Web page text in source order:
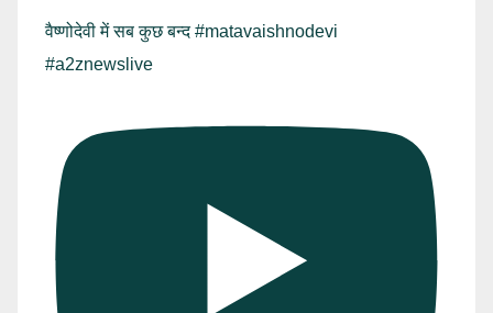
वैष्णोदेवी में सब कुछ बन्द #matavaishnodevi
#a2znewslive